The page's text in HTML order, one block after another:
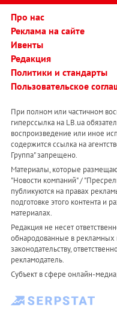
Про нас
Реклама на сайте
Ивенты
Редакция
Политики и стандарты
Пользовательское
При полном или частичном
гиперссылка на LB.ua
воспроизведение или иное
содержится ссылка на
Группа" запрещено.
Материалы, которые
"Новости компаний" /
публикуются на правах
подготовке этого контента и
материалах.
Редакция не несет
обнародованные в рекламных
законодательству,
рекламодатель.
Субъект в сфере онлайн-